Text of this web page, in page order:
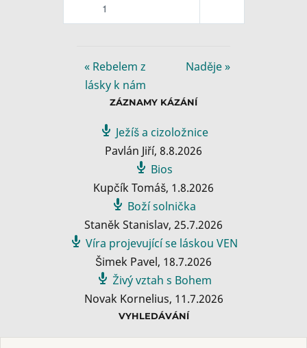
1
n
s
« Rebelem z
lásky k nám
Naděje »
ZÁZNAMY KÁZÁNÍ
Ježíš a cizoložnice
Pavlán Jiří, 8.8.2026
Bios
Kupčík Tomáš, 1.8.2026
Boží solnička
Staněk Stanislav, 25.7.2026
Víra projevující se láskou VEN
Šimek Pavel, 18.7.2026
Živý vztah s Bohem
Novak Kornelius, 11.7.2026
VYHLEDÁVÁNÍ